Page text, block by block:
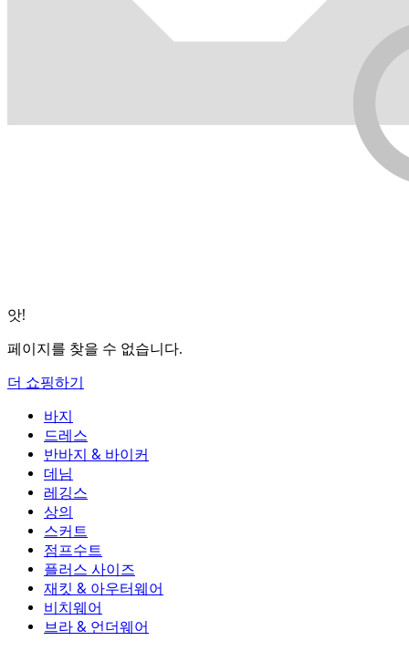
앗!
페이지를 찾을 수 없습니다.
더 쇼핑하기
바지
바지
조거
작업 바지
플로우 팬츠
드레스
드레스
액티브 드레스
맥시 & 미디 드레스
미니 드레스
반바지 & 바이커
반바지 & 바이커
바이커
데님 반바지
2.5인치 반바지
데님
데님
데님 레깅스
와이드 진
데님 반바지
데님 스커트
레깅스
레깅스
데님 레깅스
힙업 레깅스
요가 레깅스
상의
상의
스포츠 브라
티셔츠
스커트
스커트
액티브 스커트
미니 스커트
맥시 & 미디 스커트
점프수트
점프수트
오버롤
롬퍼
플러스 사이즈
플러스 사이즈
플러스 사이즈 하의
플러스 사이즈 상의
플러스 사이즈 드레스
재킷 & 아우터웨어
재킷 & 아우터웨어
재킷 & 아우터웨어
아우터웨어
비치웨어
비치웨어
수영복 상의
브라 & 언더웨어
브라 & 언더웨어